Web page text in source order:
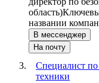
область)
названии
В мессенджер
На почту
Специалист по
техники